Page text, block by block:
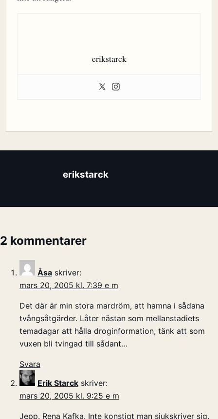
erikstarck
erikstarck
2 kommentarer
Åsa skriver:
mars 20, 2005 kl. 7:39 e m
Det där är min stora mardröm, att hamna i sådana
tvångsåtgärder. Låter nästan som mellanstadiets
temadagar att hålla droginformation, tänk att som
vuxen bli tvingad till sådant…
Svara
Erik Starck skriver:
mars 20, 2005 kl. 9:25 e m
Jepp. Rena Kafka. Inte konstigt man sjukskriver sig.